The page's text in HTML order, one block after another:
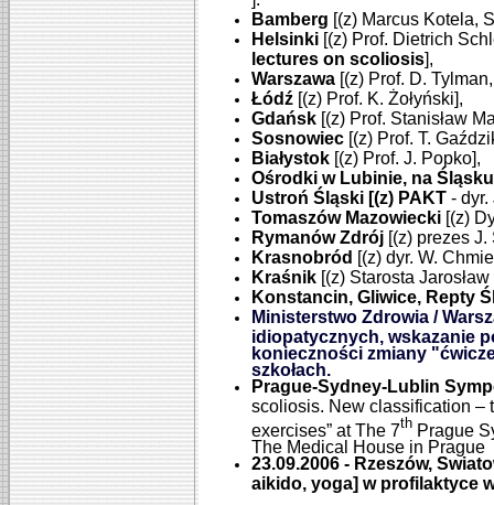
Bamberg [(z) Marcus Kotela,
Helsinki [(z) Prof. Dietrich
lectures on scoliosis],
Warszawa [(z) Prof. D.
Łódź [(z) Prof. K. Żołyński],
Gdańsk [(z) Prof. Stanisław
Sosnowiec [(z) Prof. T.
Białystok [(z) Prof. J. Popko],
Ośrodki w Lubinie, na
Ustroń Śląski [(z) PAKT -
Tomaszów Mazowiecki [(z)
Rymanów Zdrój [(z) prezes
Krasnobród [(z) dyr. W.
Kraśnik [(z) Starosta
Konstancin, Gliwice, Repty
Ministerstwo Zdrowia /
idiopatycznych, wskazanie
konieczności zmiany
szkołach.
Prague-Sydney-Lublin
scoliosis. New classification –
exercises” at The 7th Prague
The Medical House in Prague
23.09.2006 - Rzeszów,
aikido, yoga] w profilaktyce